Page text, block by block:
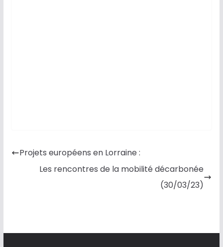
Projets européens en Lorraine :
Les rencontres de la mobilité décarbonée
(30/03/23)